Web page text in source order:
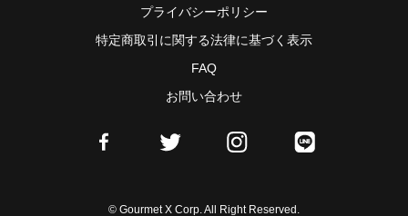
プライバシーポリシー
特定商取引に関する法律に基づく表示
FAQ
お問い合わせ
© Gourmet X Corp. All Right Reserved.